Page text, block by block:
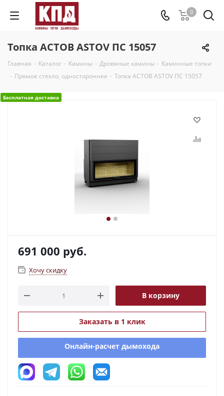
0
Топка АСТОВ ASTOV ПС 15057
Главная - Каталог - Камины - Дровяные камины - Каминные топки
- Прямое стекло, одностороннее - Топка АСТОВ ASTOV ПС 15057
Бесплатная доставка
691 000 руб.
Хочу скидку
В корзину
Заказать в 1 клик
Онлайн-расчет дымохода